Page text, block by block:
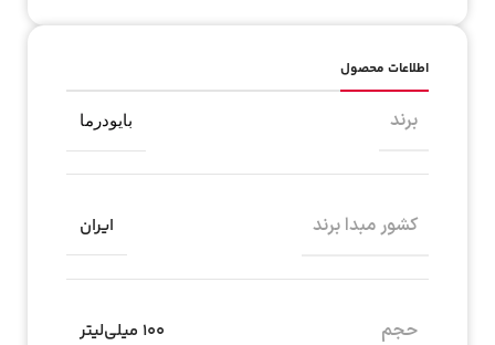
اطلاعات محصول
برند بایودرما
کشور مبدا برند ایران
حجم ۱۰۰ میلی‌لیتر